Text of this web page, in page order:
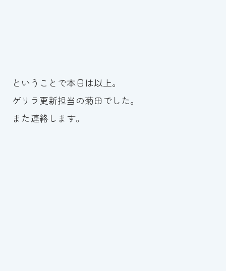
ということで本日は以上。
ゲリラ更新担当の菊田でした。
また連絡します。